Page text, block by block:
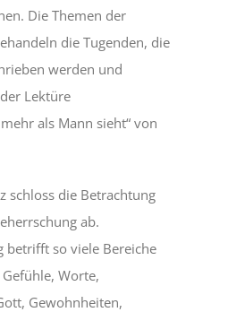
Die Themen der
die Tugenden, die
werden und
Lektüre
als Mann sieht“ von
schloss die Betrachtung
ab.
betrifft so viele Bereiche
Worte,
Gewohnheiten,